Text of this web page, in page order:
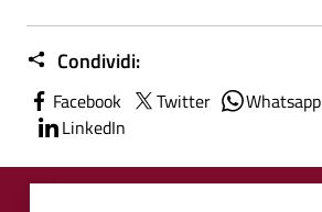
Condividi:
Facebook Twitter Whatsapp
LinkedIn